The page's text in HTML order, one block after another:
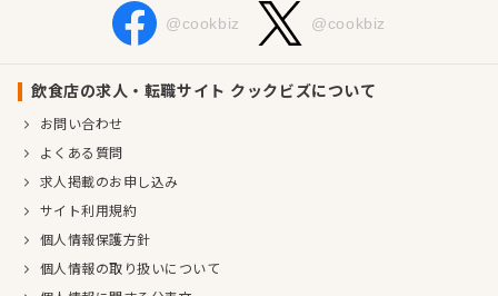
@cookbiz @cookbiz
飲食店の求人・転職サイト クックビズについて
お問い合わせ
よくある質問
求人掲載のお申し込み
サイト利用規約
個人情報保護方針
個人情報の取り扱いについて